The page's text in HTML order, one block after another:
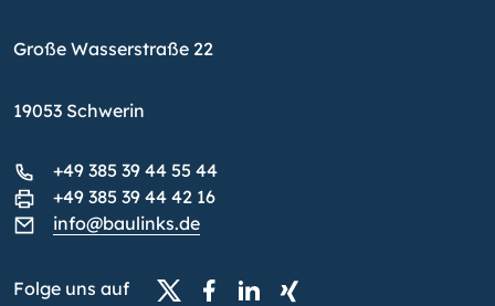
Große Wasserstraße 22
19053 Schwerin
+49 385 39 44 55 44
+49 385 39 44 42 16
info@baulinks.de
Folge uns auf